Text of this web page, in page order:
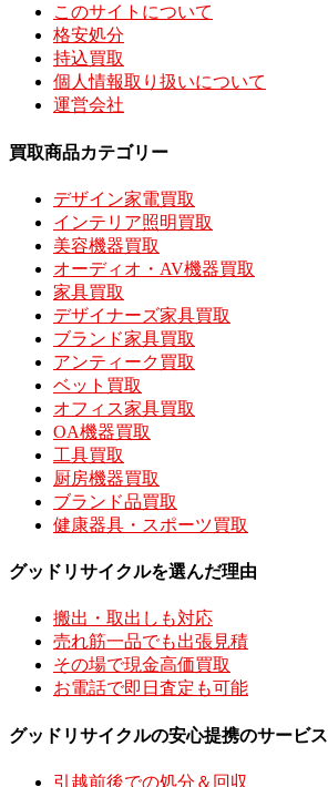
このサイトについて
格安処分
持込買取
個人情報取り扱いについて
運営会社
買取商品カテゴリー
デザイン家電買取
インテリア照明買取
美容機器買取
オーディオ・AV機器買取
家具買取
デザイナーズ家具買取
ブランド家具買取
アンティーク買取
ベット買取
オフィス家具買取
OA機器買取
工具買取
厨房機器買取
ブランド品買取
健康器具・スポーツ買取
グッドリサイクルを選んだ理由
搬出・取出しも対応
売れ筋一品でも出張見積
その場で現金高価買取
お電話で即日査定も可能
グッドリサイクルの安心提携のサービス
引越前後での処分＆回収